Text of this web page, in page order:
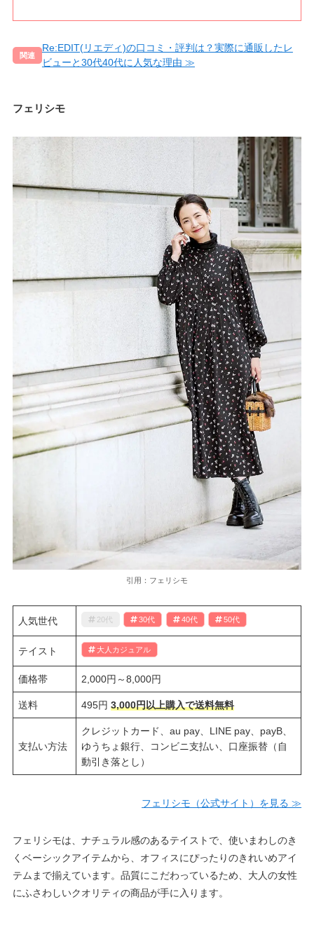
Re:EDIT(リエディ)の口コミ・評判は？実際に通販したレ
ビューと30代40代に人気な理由
フェリシモ
引用：フェリシモ
人気世代 20代 30代 40代 50代
テイスト 大人カジュアル
価格帯 2,000円～8,000円
送料 495円 3,000円以上購入で送料無料
支払い方法
クレジットカード、au pay、LINE pay、payB、
ゆうちょ銀行、コンビニ支払い、口座振替（自
動引き落とし）
フェリシモ（公式サイト）を見る ≫
フェリシモは、ナチュラル感のあるテイストで、使いまわしのき
くベーシックアイテムから、オフィスにぴったりのきれいめアイ
テムまで揃えています。品質にこだわっているため、大人の女性
にふさわしいクオリティの商品が手に入ります。